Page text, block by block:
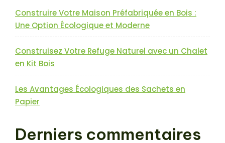
Construire Votre Maison Préfabriquée en Bois :
Une Option Écologique et Moderne
Construisez Votre Refuge Naturel avec un Chalet
en Kit Bois
Les Avantages Écologiques des Sachets en
Papier
Derniers commentaires